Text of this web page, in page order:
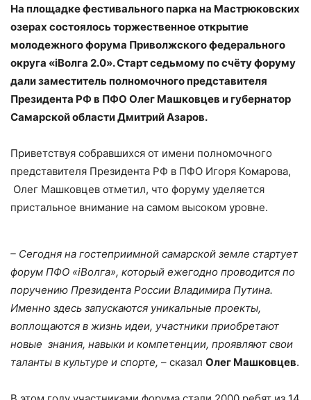
На площадке фестивального парка на Мастрюковских
озерах состоялось торжественное открытие
молодежного форума Приволжского федерального
округа «iВолга 2.0». Старт седьмому по счёту форуму
дали заместитель полномочного представителя
Президента РФ в ПФО Олег Машковцев и губернатор
Самарской области Дмитрий Азаров.
Приветствуя собравшихся от имени полномочного
представителя Президента РФ в ПФО Игоря Комарова,
Олег Машковцев отметил, что форуму уделяется
пристальное внимание на самом высоком уровне.
– Сегодня на гостеприимной самарской земле стартует
форум ПФО «iВолга», который ежегодно проводится по
поручению Президента России Владимира Путина.
Именно здесь запускаются уникальные проекты,
воплощаются в жизнь идеи, участники приобретают
новые знания, навыки и компетенции, проявляют свои
таланты в культуре и спорте, – сказал Олег Машковцев.